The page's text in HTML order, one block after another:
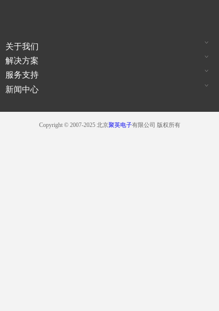
关于我们
解决方案
服务支持
新闻中心
Copyright © 2007-2025 北京聚英电子有限公司 版权所有